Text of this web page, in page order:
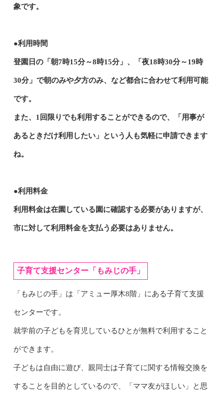
象です。
●利用時間
登園日の「朝7時15分～8時15分」、「夜18時30分～19時
30分」で朝のみや夕方のみ、など都合に合わせて利用可能
です。
また、1回限りでも利用することができるので、「用事が
あるときだけ利用したい」という人も気軽に申請できます
ね。
●利用料金
利用料金は在園している園に確認する必要がありますが、
市に対して利用料金を支払う必要はありません。
子育て支援センター「もみじの手」
「もみじの手」は「アミュー厚木8階」にある子育て支援
センターです。
就学前の子どもを育児しているひとが無料で利用すること
ができます。
子どもは自由に遊び、親同士は子育てに関する情報交換を
することを目的としているので、「ママ友がほしい」と思